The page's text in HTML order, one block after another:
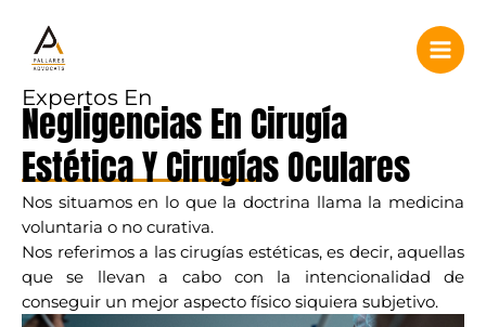
contenido
Main
Expertos En
Negligencias En Cirugía
Estética Y Cirugías Oculares
Nos situamos en lo que la doctrina llama la medicina
voluntaria o no curativa.
Nos referimos a las cirugías estéticas, es decir, aquellas
que se llevan a cabo con la intencionalidad de
conseguir un mejor aspecto físico siquiera subjetivo.